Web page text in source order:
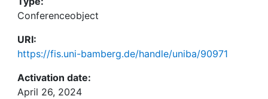
Conferenceobject
URI:
https://fis.uni-bamberg.de/handle/uniba/90971
Activation date:
April 26, 2024